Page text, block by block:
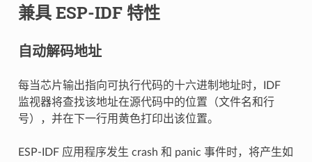
兼具 ESP-IDF 特性
自动解码地址
每当芯片输出指向可执行代码的十六进制地址时，IDF
监视器将查找该地址在源代码中的位置（文件名和行
号），并在下一行用黄色打印出该位置。
ESP-IDF 应用程序发生 crash 和 panic 事件时，将产生如